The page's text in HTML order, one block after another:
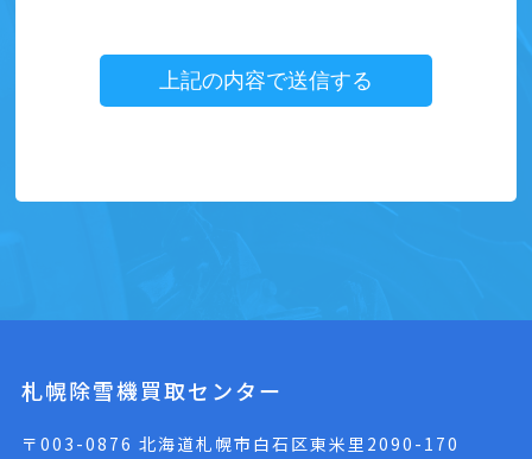
札幌除雪機買取センター
〒003-0876 北海道札幌市白石区東米里2090-170